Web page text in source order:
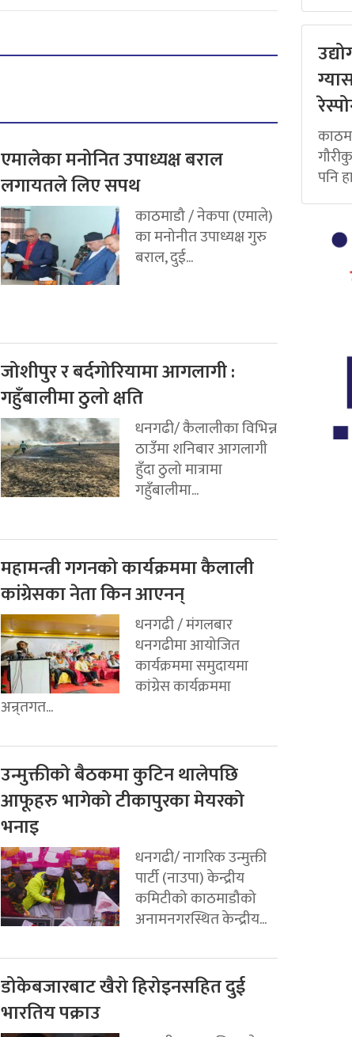
एमालेका मनोनित उपाध्यक्ष बराल
लगायतले लिए सपथ
काठमाडौ / नेकपा (एमाले)
का मनोनीत उपाध्यक्ष गुरु
बराल, दुई...
जोशीपुर र बर्दगोरियामा आगलागी :
गहुँबालीमा ठुलो क्षति
धनगढी/ कैलालीका विभिन्न
ठाउँमा शनिबार आगलागी
हुँदा ठुलो मात्रामा
गहुँबालीमा...
महामन्त्री गगनको कार्यक्रममा कैलाली
कांग्रेसका नेता किन आएनन्
धनगढी / मंगलबार
धनगढीमा आयोजित
कार्यक्रममा समुदायमा
कांग्रेस कार्यक्रममा
अन्र्तगत...
उन्मुक्तीको बैठकमा कुटिन थालेपछि
आफूहरु भागेको टीकापुरका मेयरको
भनाइ
धनगढी/ नागरिक उन्मुक्ती
पार्टी (नाउपा) केन्द्रीय
कमिटीको काठमाडौको
अनामनगरस्थित केन्द्रीय...
डोकेबजारबाट खैरो हिरोइनसहित दुई
भारतिय पक्राउ
पनि